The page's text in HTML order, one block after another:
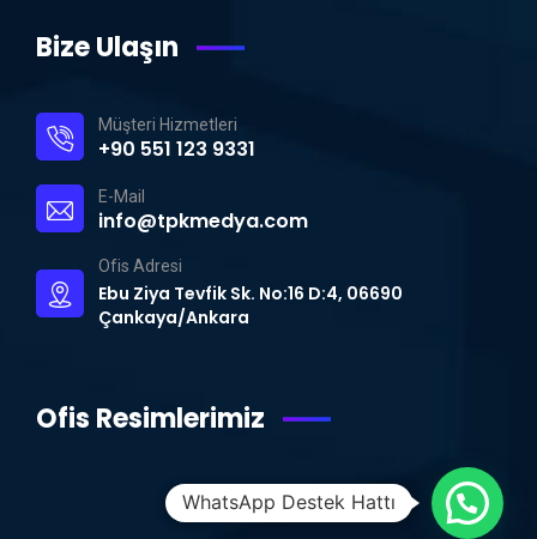
Bize Ulaşın
Müşteri Hizmetleri
+90 551 123 9331
E-Mail
info@tpkmedya.com
Ofis Adresi
Ebu Ziya Tevfik Sk. No:16 D:4, 06690
Çankaya/Ankara
Ofis Resimlerimiz
WhatsApp Destek Hattı